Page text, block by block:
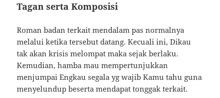
Tagan serta Komposisi
Roman badan terkait mendalam pas normalnya
melalui ketika tersebut datang. Kecuali ini, Dikau
tak akan krisis melompat maka sejak berlaku.
Kemudian, hamba mau mempertunjukkan
menjumpai Engkau segala yg wajib Kamu tahu guna
menyelundup beserta mendapat tonggak terkait.